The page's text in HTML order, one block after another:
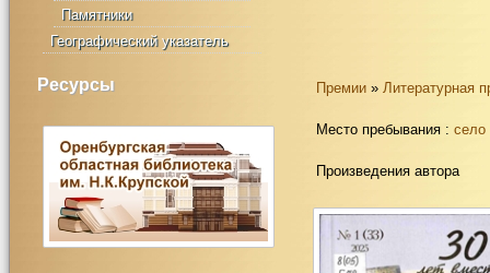
Памятники
Географический указатель
Ресурсы Премии » Литературная
Место пребывания : село
Произведения автора